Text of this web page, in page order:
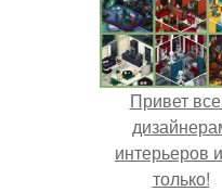
Привет
интерьеров
только!